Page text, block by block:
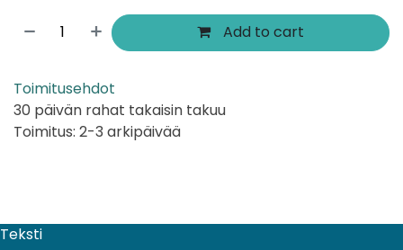
Add to cart
Toimitusehdot
30 päivän rahat takaisin takuu
Toimitus: 2-3 arkipäivää
Teksti